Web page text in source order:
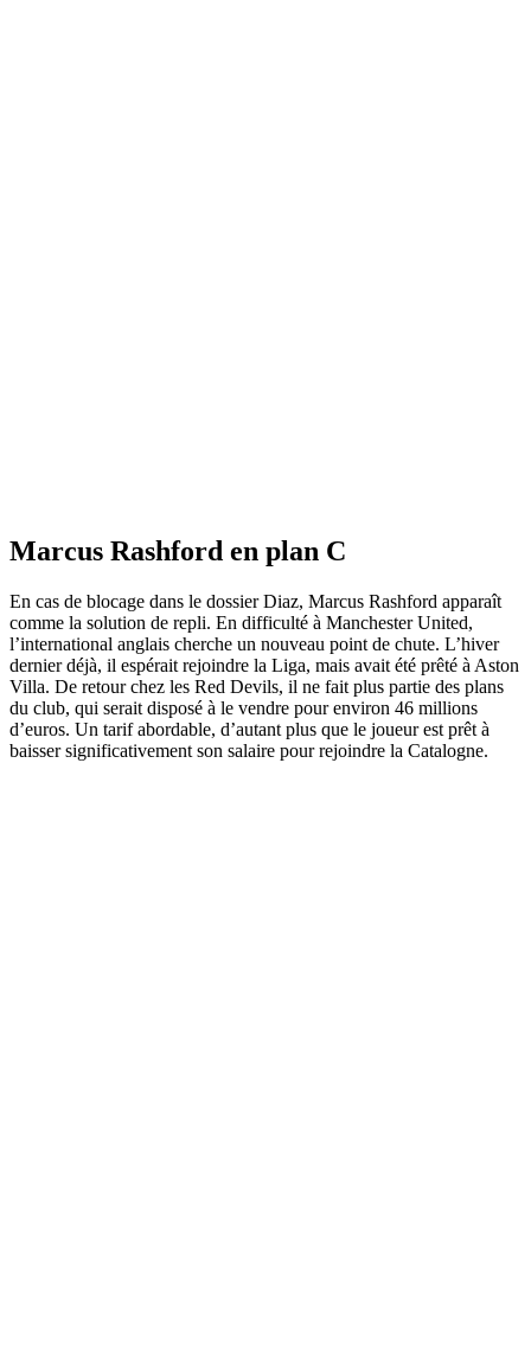
Marcus Rashford en plan C
En cas de blocage dans le dossier Diaz, Marcus Rashford apparaît
comme la solution de repli. En difficulté à Manchester United,
l’international anglais cherche un nouveau point de chute. L’hiver
dernier déjà, il espérait rejoindre la Liga, mais avait été prêté à Aston
Villa. De retour chez les Red Devils, il ne fait plus partie des plans
du club, qui serait disposé à le vendre pour environ 46 millions
d’euros. Un tarif abordable, d’autant plus que le joueur est prêt à
baisser significativement son salaire pour rejoindre la Catalogne.